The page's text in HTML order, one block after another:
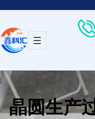
晶圆生产